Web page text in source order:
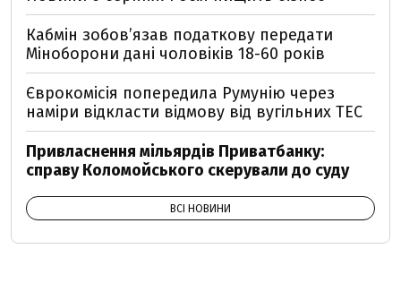
Кабмін зобовʼязав податкову передати
Міноборони дані чоловіків 18-60 років
Єврокомісія попередила Румунію через
наміри відкласти відмову від вугільних ТЕС
Привласнення мільярдів Приватбанку:
справу Коломойського скерували до суду
ВСІ НОВИНИ